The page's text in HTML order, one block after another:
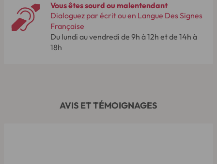
Vous êtes sourd ou malentendant
Dialoguez par écrit ou en Langue Des Signes
Française
Du lundi au vendredi de 9h à 12h et de 14h à
18h
AVIS ET TÉMOIGNAGES